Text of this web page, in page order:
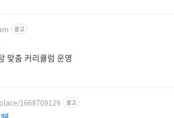
광고
맞춤 커리큘럼 운영
1668709129 광고